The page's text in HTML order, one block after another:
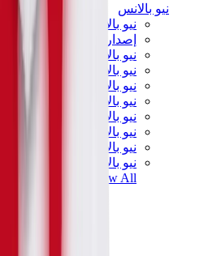
نيو بالانس
نيو بالانس الأكثر مبيعاً
إصدارات نيو بالانس الجديدة
نيو بالانس 550
نيو بالانس 2002R
نيو بالانس 9060
نيو بالانس 1906D
نيو بالانس 530
نيو بالانس 990
نيو بالانس 650R
نيو بالانس 993
View All